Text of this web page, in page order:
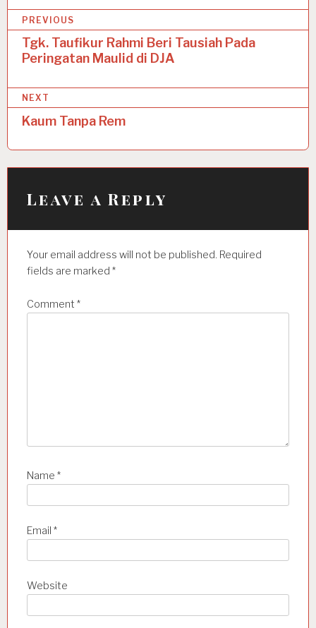
o
t
n
a
PREVIOUS
Tgk. Taufikur Rahmi Beri Tausiah Pada
Peringatan Maulid di DJA
NEXT
Kaum Tanpa Rem
Leave a Reply
Your email address will not be published. Required
fields are marked *
Comment *
Name *
Email *
Website